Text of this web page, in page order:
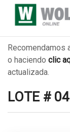
Recomendamos
o haciendo clic
actualizada.
LOTE #